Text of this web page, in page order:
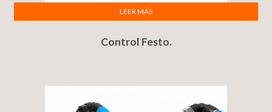
Control Festo.
LEER MÁS